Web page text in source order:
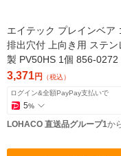
エイテック プレインベア
排出穴付 上向き用 ステン
製 PV50HS 1個 856-0272
送品）
3,371円 （税込）
ログイン&全額PayPay支払いで
5%
LOHACO 直送品グループ1か